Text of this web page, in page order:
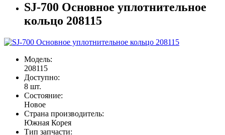
SJ-700 Основное уплотнительное
кольцо 208115
Модель:
208115
Доступно:
8 шт.
Состояние:
Новое
Страна производитель:
Южная Корея
Тип запчасти: